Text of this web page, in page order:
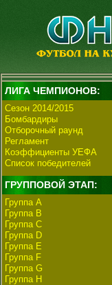
ЛИГА ЧЕМПИОНОВ:
Сезон 2014/2015
Бомбардиры
Отборочный раунд
Регламент
Коэффициенты УЕФА
Список победителей
ГРУППОВОЙ ЭТАП:
Группа А
Группа В
Группа C
Группа D
Группа E
Группа F
Группа G
Группа H